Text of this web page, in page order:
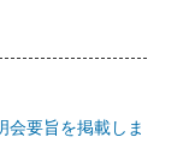
会要旨を掲載しま